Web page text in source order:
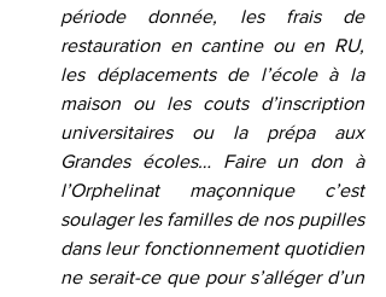
période donnée, les frais de
restauration en cantine ou en RU,
les déplacements de l’école à la
maison ou les couts d’inscription
universitaires ou la prépa aux
Grandes écoles… Faire un don à
l’Orphelinat maçonnique c’est
soulager les familles de nos pupilles
dans leur fonctionnement quotidien
ne serait-ce que pour s’alléger d’un